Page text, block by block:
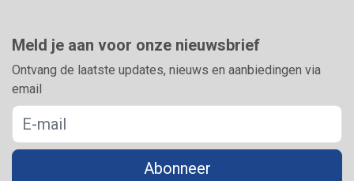
Meld je aan voor onze nieuwsbrief
Ontvang de laatste updates, nieuws en aanbiedingen via
email
Abonneer